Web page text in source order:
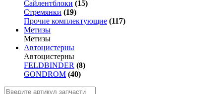
Сайлентблоки (15)
Стремянки (19)
Прочие комплектующие (117)
Метизы
Метизы
Автоцистерны
Автоцистерны
FELDBINDER (8)
GONDROM (40)